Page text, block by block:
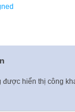
hiển thị công